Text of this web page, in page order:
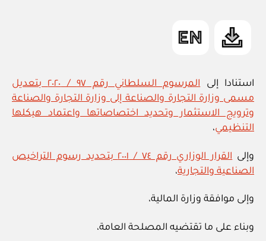
استنادا إلى
المرسوم السلطاني رقم ٩٧ / ٢٠٢٠ بتعديل
مسمى وزارة التجارة والصناعة إلى وزارة التجارة والصناعة
وترويج الاستثمار وتحديد اختصاصاتها واعتماد هيكلها
التنظيمي،
وإلى
القرار الوزاري رقم ٧٤ / ٢٠٠١ بتحديد رسوم التراخيص
الصناعية والتجارية،
وإلى موافقة وزارة المالية،
وبناء على ما تقتضيه المصلحة العامة،